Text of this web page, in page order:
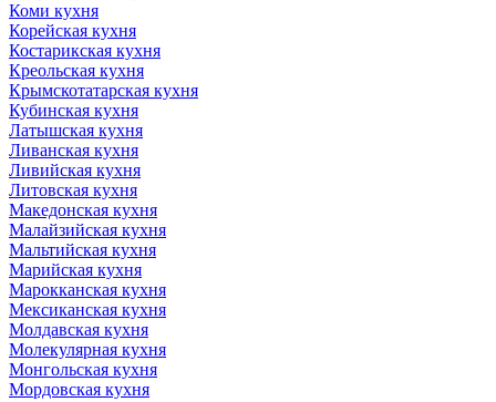
Коми кухня
Корейская кухня
Костарикская кухня
Креольская кухня
Крымскотатарская кухня
Кубинская кухня
Латышская кухня
Ливанская кухня
Ливийская кухня
Литовская кухня
Македонская кухня
Малайзийская кухня
Мальтийская кухня
Марийская кухня
Марокканская кухня
Мексиканская кухня
Молдавская кухня
Молекулярная кухня
Монгольская кухня
Мордовская кухня